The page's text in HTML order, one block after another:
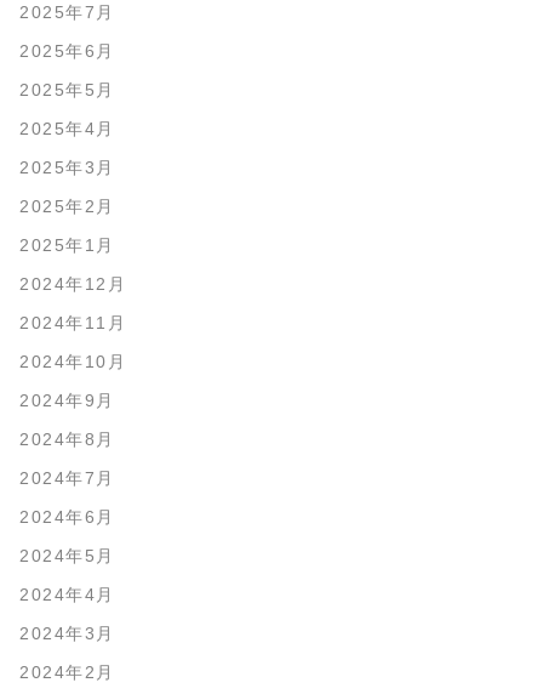
2025年7月
2025年6月
2025年5月
2025年4月
2025年3月
2025年2月
2025年1月
2024年12月
2024年11月
2024年10月
2024年9月
2024年8月
2024年7月
2024年6月
2024年5月
2024年4月
2024年3月
2024年2月